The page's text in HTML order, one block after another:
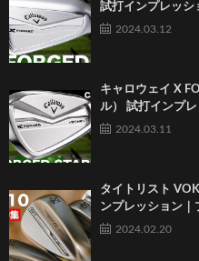
試打インプレッシ
2024.03.12
キャロウェイ X
ル） 試打インプ
2024.03.11
タイトリスト
ンプレッション｜
2024.02.20